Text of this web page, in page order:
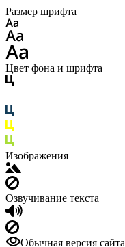
Размер шрифта
Цвет фона и шрифта
Изображения
Озвучивание текста
Обычная версия сайта